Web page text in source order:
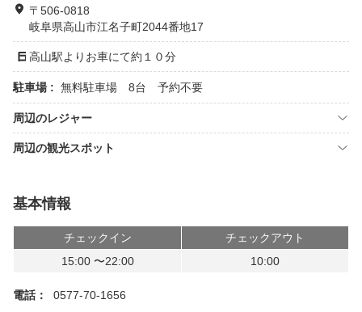
〒506-0818
岐阜県高山市江名子町2044番地17
高山駅よりお車にて約１０分
駐車場 : 無料駐車場 8台 予約不要
周辺のレジャー
周辺の観光スポット
基本情報
チェックイン
チェックアウト
15:00 〜22:00
10:00
電話：
0577-70-1656